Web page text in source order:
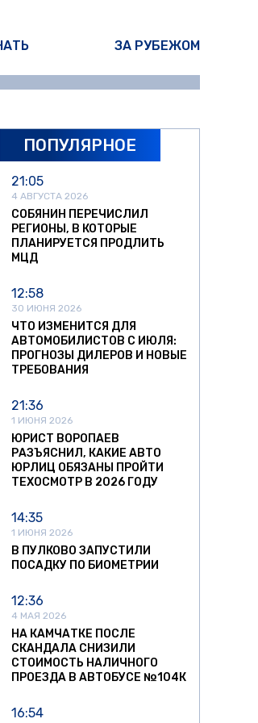
ЗА РУБЕЖОМ
ПОПУЛЯРНОЕ
21:05
4 АВГУСТА 2026
СОБЯНИН ПЕРЕЧИСЛИЛ
РЕГИОНЫ, В КОТОРЫЕ
ПЛАНИРУЕТСЯ ПРОДЛИТЬ
МЦД
12:58
30 ИЮНЯ 2026
ЧТО ИЗМЕНИТСЯ ДЛЯ
АВТОМОБИЛИСТОВ С ИЮЛЯ:
ПРОГНОЗЫ ДИЛЕРОВ И НОВЫЕ
ТРЕБОВАНИЯ
21:36
1 ИЮНЯ 2026
ЮРИСТ ВОРОПАЕВ
РАЗЪЯСНИЛ, КАКИЕ АВТО
ЮРЛИЦ ОБЯЗАНЫ ПРОЙТИ
ТЕХОСМОТР В 2026 ГОДУ
14:35
1 ИЮНЯ 2026
В ПУЛКОВО ЗАПУСТИЛИ
ПОСАДКУ ПО БИОМЕТРИИ
12:36
4 МАЯ 2026
НА КАМЧАТКЕ ПОСЛЕ
СКАНДАЛА СНИЗИЛИ
СТОИМОСТЬ НАЛИЧНОГО
ПРОЕЗДА В АВТОБУСЕ №104К
16:54